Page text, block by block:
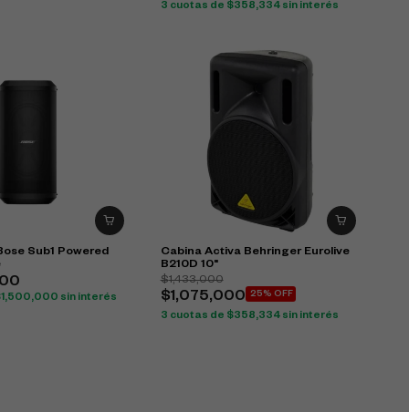
3 cuotas de $358,334sin interés
Sub1 Powered
1,500,000 sin interés
Cabina Activa Behringer Eurolive
B210D 10"
$1,433,000
$1,075,000 25% OFF
3 cuotas de $358,334sin interés